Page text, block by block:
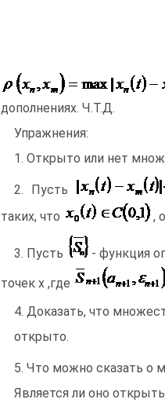
дополнениях. Ч.Т.Д.
Упражнения:
1. Открыто или нет
2. Пусть
таких, что
,
3. Пусть
- функция
точек х ,где
4. Доказать, что
открыто.
5. Что можно сказать о
Является ли оно